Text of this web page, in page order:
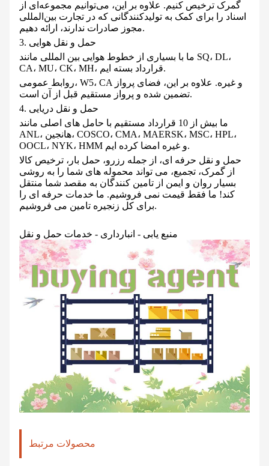
گمرک ترخیص کنیم. علاوه بر این، می‌توانیم مجموعه‌ای از
اسناد را برای کمک به تولیدکنندگانی که در تجارت بین‌المللی
مجوز صادرات ندارند، ارائه دهیم.
3. حمل و نقل هوایی
ما با بسیاری از خطوط هوایی بین المللی مانند SQ، DL،
CA، MU، CK، MH، قرارداد بسته ایم.
روابط عمومی، W5، CA و غیره. علاوه بر این، فضای پرواز
تضمین شده و پرواز مستقیم قبل از آن است.
4. حمل و نقل دریایی
ما بیش از 10 قرارداد مستقیم با حامل های اصلی مانند
ANL، هانجین، COSCO، CMA، MAERSK، MSC، HPL،
OOCL، NYK، HMM و غیره امضا کرده ایم.
حمل و نقل حرفه ای، از جمله رزرو، حمل بار، ترخیص کالا
از گمرک، تجمیع، می تواند محموله های شما را به روشی
بسیار روان و ایمن از تامین کنندگان به مقصد شما منتقل
کند! ما فقط قیمت نمی فروشیم. ما خدمات حرفه ای را
برای کل زنجیره تامین می فروشیم.
منبع یابی - انبارداری - خدمات حمل و نقل
محصولات مرتبط